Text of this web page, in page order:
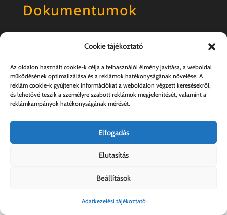
Cookie tájékoztató
Az oldalon használt cookie-k célja a felhasználói élmény javítása, a weboldal
működésének optimalizálása és a reklámok hatékonyságának növelése. A
reklám cookie-k gyűjtenek információkat a weboldalon végzett keresésekről,
és lehetővé teszik a személyre szabott reklámok megjelenítését, valamint a
reklámkampányok hatékonyságának mérését.
Elfogadás
Elutasítás
Beállítások
Adatkezelési tájékoztató
Dokumentumok
Általános szerződési feltételek
Kovács András e.v. | 57357889-1-33